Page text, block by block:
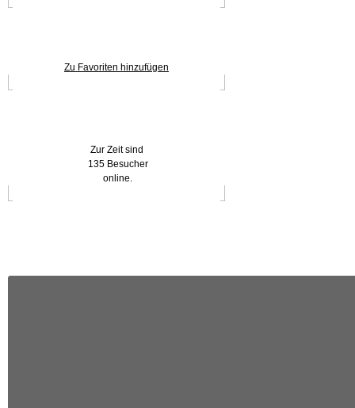
Zu Favoriten hinzufügen
Zur Zeit sind
135 Besucher
online.